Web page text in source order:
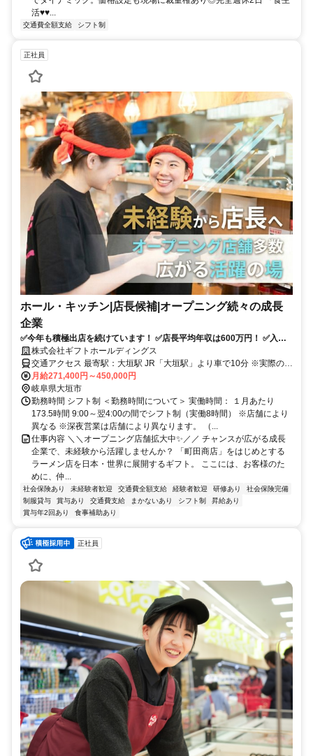
活♥♥...
交通費全額支給 シフト制
正社員
ホール・キッチン|店長候補|オープニング続々の成長
企業
✅️今年も積極出店を続けています！ ✅️店長平均年収は600万円！ ✅️入社3
年で年収800万円も目指せます…！
株式会社ギフトホールディングス
交通アクセス 最寄駅：大垣駅 JR「大垣駅」より車で10分 ※実際の配
属店舗はご希望・人員状況により決定します（初任地を考慮いたしま
す）。 ※全国展開のため、将来的に転勤がある場合があります。
月給271,400円～450,000円
岐阜県大垣市
勤務時間 シフト制 ＜勤務時間について＞ 実働時間： １月あたり
173.5時間 9:00～翌4:00の間でシフト制（実働8時間） ※店舗により
異なる ※深夜営業は店舗により異なります。 （...
仕事内容 ＼＼オープニング店舗拡大中✨️／／ チャンスが広がる成長
企業で、未経験から活躍しませんか？ 「町田商店」をはじめとする
ラーメン店を日本・世界に展開するギフト。 ここには、お客様のた
めに、仲...
社会保険あり 未経験者歓迎 交通費全額支給 経験者歓迎 研修あり
社会保険完備
制服貸与
賞与あり 交通費支給 まかないあり シフト制
昇給あり
賞与年2回あり
食事補助あり
正社員